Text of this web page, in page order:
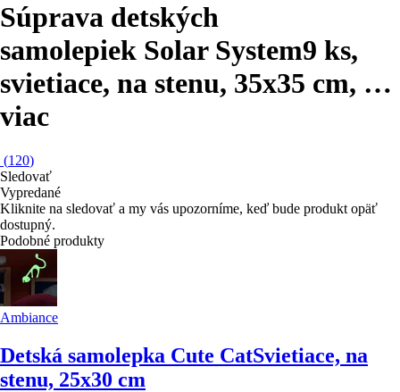
Súprava detských
samolepiek Solar System9 ks,
svietiace, na stenu, 35x35 cm, …
viac
(120)
Sledovať
Vypredané
Kliknite na sledovať a my vás upozorníme, keď bude produkt opäť
dostupný.
Podobné produkty
Ambiance
Detská samolepka Cute CatSvietiace, na
stenu, 25x30 cm